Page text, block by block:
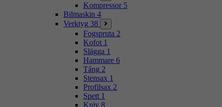
Kompressor 5
Bilmaskin 4
Verktyg 38
Fogspruta 2
Kofot 1
Slägga 1
Hammare 6
Tång 2
Stensax 1
Profilsax 2
Spett 1
Kniv 8